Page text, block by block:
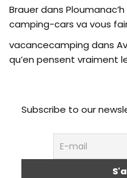
Brauerdans
camping-cars va vous
vacancecamping dans
qu’en pensent vraiment
Subscribe to our